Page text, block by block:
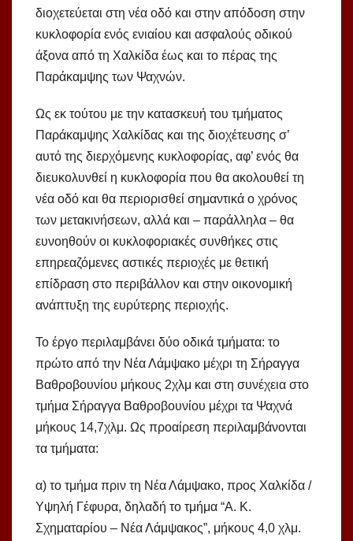
διοχετεύεται στη νέα οδό και στην απόδοση στην
κυκλοφορία ενός ενιαίου και ασφαλούς οδικού
άξονα από τη Χαλκίδα έως και το πέρας της
Παράκαμψης των Ψαχνών.
Ως εκ τούτου με την κατασκευή του τμήματος
Παράκαμψης Χαλκίδας και της διοχέτευσης σ’
αυτό της διερχόμενης κυκλοφορίας, αφ’ ενός θα
διευκολυνθεί η κυκλοφορία που θα ακολουθεί τη
νέα οδό και θα περιορισθεί σημαντικά ο χρόνος
των μετακινήσεων, αλλά και – παράλληλα – θα
ευνοηθούν οι κυκλοφοριακές συνθήκες στις
επηρεαζόμενες αστικές περιοχές με θετική
επίδραση στο περιβάλλον και στην οικονομική
ανάπτυξη της ευρύτερης περιοχής.
Το έργο περιλαμβάνει δύο οδικά τμήματα: το
πρώτο από την Νέα Λάμψακο μέχρι τη Σήραγγα
Βαθροβουνίου μήκους 2χλμ και στη συνέχεια στο
τμήμα Σήραγγα Βαθροβουνίου μέχρι τα Ψαχνά
μήκους 14,7χλμ. Ως προαίρεση περιλαμβάνονται
τα τμήματα:
α) το τμήμα πριν τη Νέα Λάμψακο, προς Χαλκίδα /
Υψηλή Γέφυρα, δηλαδή το τμήμα “Α. Κ.
Σχηματαρίου – Νέα Λάμψακος”, μήκους 4,0 χλμ.